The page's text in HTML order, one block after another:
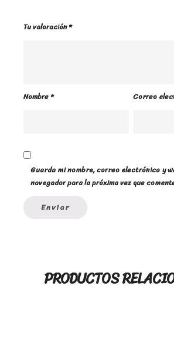
Tu valoración*
Nombre* Correo
Guarda mi nombre, correo electrónico y
navegador para la próxima vez que
PRODUCTOS